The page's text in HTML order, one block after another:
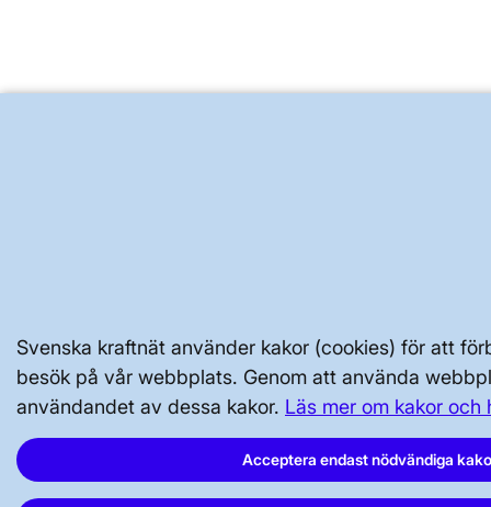
Svenska kraftnät använder kakor (cookies) för att
besök på vår webbplats. Genom att använda
användandet av dessa kakor. Läs mer om kakor
Acceptera endast nödvändiga